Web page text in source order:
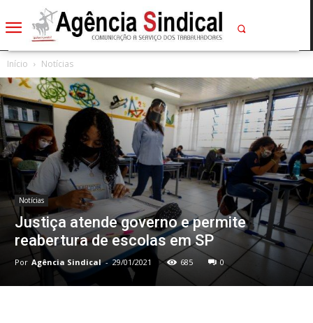
Início Notícias
Notícias
Justiça atende governo e permite
reabertura de escolas em SP
Por Agência Sindical - 29/01/2021 685 0